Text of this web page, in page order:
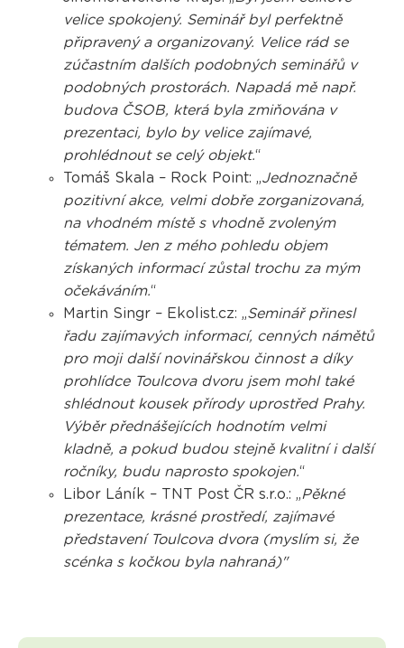
velice spokojený. Seminář byl perfektně
připravený a organizovaný. Velice rád se
zúčastním dalších podobných seminářů v
podobných prostorách. Napadá mě např.
budova ČSOB, která byla zmiňována v
prezentaci, bylo by velice zajímavé,
prohlédnout se celý objekt.“
Tomáš Skala – Rock Point: „Jednoznačně
pozitivní akce, velmi dobře zorganizovaná,
na vhodném místě s vhodně zvoleným
tématem. Jen z mého pohledu objem
získaných informací zůstal trochu za mým
očekáváním.“
Martin Singr – Ekolist.cz: „Seminář přinesl
řadu zajímavých informací, cenných námětů
pro moji další novinářskou činnost a díky
prohlídce Toulcova dvoru jsem mohl také
shlédnout kousek přírody uprostřed Prahy.
Výběr přednášejících hodnotím velmi
kladně, a pokud budou stejně kvalitní i další
ročníky, budu naprosto spokojen.“
Libor Láník – TNT Post ČR s.r.o.: „Pěkné
prezentace, krásné prostředí, zajímavé
představení Toulcova dvora (myslím si, že
scénka s kočkou byla nahraná)"